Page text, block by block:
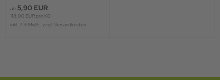
ab 5,90 EUR
118,00 EUR pro KG
inkl. 7 % MwSt. zzgl. Versandkosten